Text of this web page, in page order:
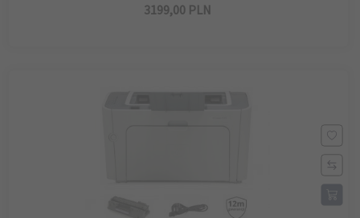
3199,00 PLN